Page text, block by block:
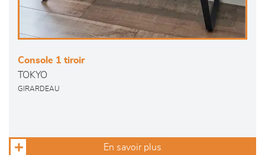
Console 1 tiroir
TOKYO
GIRARDEAU
En savoir plus